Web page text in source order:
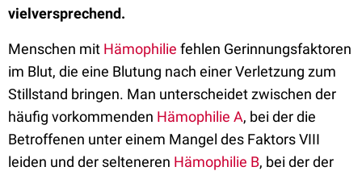
vielversprechend.
Menschen mit Hämophilie fehlen Gerinnungsfaktoren
im Blut, die eine Blutung nach einer Verletzung zum
Stillstand bringen. Man unterscheidet zwischen der
häufig vorkommenden Hämophilie A, bei der die
Betroffenen unter einem Mangel des Faktors VIII
leiden und der selteneren Hämophilie B, bei der der